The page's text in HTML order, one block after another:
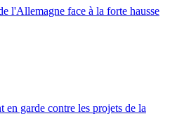
l'Allemagne face à la forte hausse
en garde contre les projets de la